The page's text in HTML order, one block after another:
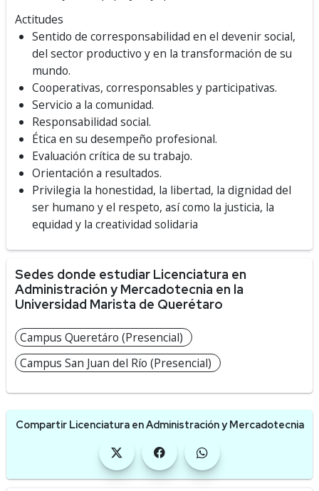
Actitudes
Sentido de corresponsabilidad en el devenir social,
del sector productivo y en la transformación de su
mundo.
Cooperativas, corresponsables y participativas.
Servicio a la comunidad.
Responsabilidad social.
Ética en su desempeño profesional.
Evaluación crítica de su trabajo.
Orientación a resultados.
Privilegia la honestidad, la libertad, la dignidad del
ser humano y el respeto, así como la justicia, la
equidad y la creatividad solidaria
Sedes donde estudiar Licenciatura en
Administración y Mercadotecnia en la
Universidad Marista de Querétaro
Campus Queretáro (Presencial)
Campus San Juan del Río (Presencial)
Compartir Licenciatura en Administración y Mercadotecnia